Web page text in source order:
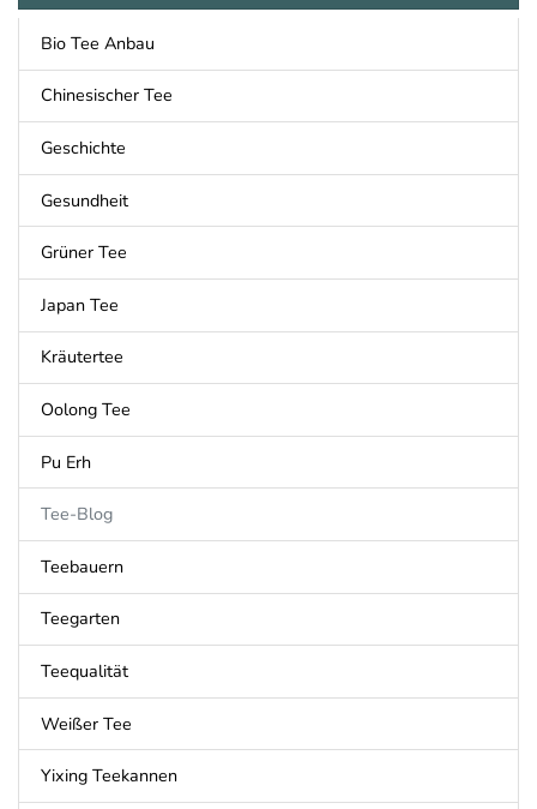
Bio Tee Anbau
Chinesischer Tee
Geschichte
Gesundheit
Grüner Tee
Japan Tee
Kräutertee
Oolong Tee
Pu Erh
Tee-Blog
Teebauern
Teegarten
Teequalität
Weißer Tee
Yixing Teekannen